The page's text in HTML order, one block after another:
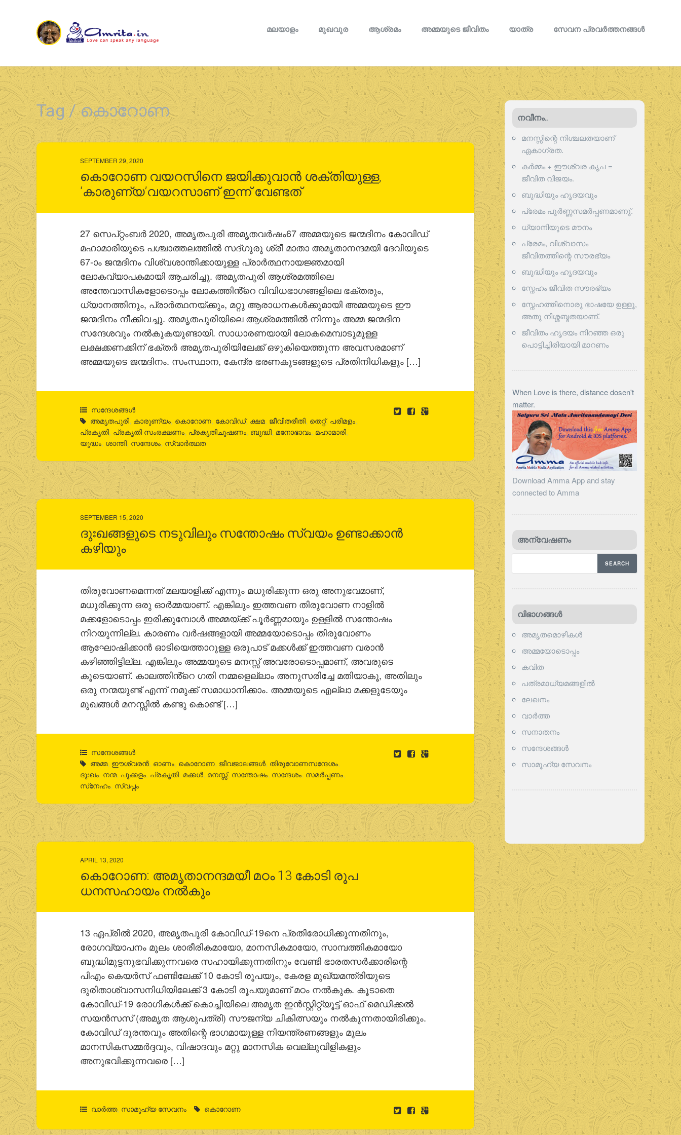
മലയാളം മുഖവുര ആശ്രമം അമ്മയുടെ ജീവിതം യാത്ര സേവന പ്രവര്‍ത്തനങ്ങള്‍
Tag / കൊറോണ
SEPTEMBER 29, 2020
കൊറോണ വയറസിനെ ജയിക്കുവാന്‍ ശക്തിയുള്ള,
‘കാരുണ്യ’വയറസാണ് ഇന്ന് വേണ്ടത്
27 സെപ്റ്റംബർ 2020, അമൃതപുരി അമൃതവർഷം67 അമ്മയുടെ ജന്മദിനം കോവിഡ്
മഹാമാരിയുടെ പശ്ചാത്തലത്തിൽ സദ്ഗുരു ശ്രീ മാതാ അമൃതാനന്ദമയി ദേവിയുടെ
67-ാം ജന്മദിനം വിശ്വശാന്തിക്കായുള്ള പ്രാർത്ഥനായജ്ഞമായി
ലോകവ്യാപകമായി ആചരിച്ചു. അമൃതപുരി ആശ്രമത്തിലെ
അന്തേവാസികളോടൊപ്പം ലോകത്തിൻ്റെ വിവിധഭാഗങ്ങളിലെ ഭക്തരും,
ധ്യാനത്തിനും, പ്രാർത്ഥനയ്ക്കും, മറ്റു ആരാധനകൾക്കുമായി അമ്മയുടെ ഈ
ജന്മദിനം നീക്കിവച്ചു. അമൃതപുരിയിലെ ആശ്രമത്തിൽ നിന്നും അമ്മ ജന്മദിന
സന്ദേശവും നൽകുകയുണ്ടായി. സാധാരണയായി ലോകമെമ്പാടുമുള്ള
ലക്ഷക്കണക്കിന് ഭക്തർ അമൃതപുരിയിലേക്ക് ഒഴുകിയെത്തുന്ന അവസരമാണ്
അമ്മയുടെ ജന്മദിനം. സംസ്ഥാന, കേന്ദ്ര ഭരണകൂടങ്ങളുടെ പ്രതിനിധികളും […]
സന്ദേശങ്ങൾ
അമൃതപുരി, കാരുണ്യം, കൊറോണ, കോവിഡ്, ക്ഷമ, ജീവിതരീതി, തെറ്റ്, പരിമളം,
പ്രകൃതി, പ്രകൃതി സംരക്ഷണം, പ്രകൃതിചൂഷണം, ബുദ്ധി, മനോഭാവം, മഹാമാരി,
യുദ്ധം, ശാന്തി, സന്ദേശം, സ്വാർത്ഥത
SEPTEMBER 15, 2020
ദുഃഖങ്ങളുടെ നടുവിലും സന്തോഷം സ്വയം ഉണ്ടാക്കാന്‍
കഴിയും
തിരുവോണമെന്നത് മലയാളിക്ക് എന്നും മധുരിക്കുന്ന ഒരു അനുഭവമാണ്,
മധുരിക്കുന്ന ഒരു ഓര്‍മ്മയാണ്. എങ്കിലും ഇത്തവണ തിരുവോണ നാളില്‍
മക്കളോടൊപ്പം ഇരിക്കുമ്പോള്‍ അമ്മയ്ക്ക് പൂര്‍ണ്ണമായും ഉള്ളില്‍ സന്തോഷം
നിറയുന്നില്ല. കാരണം വര്‍ഷങ്ങളായി അമ്മയോടൊപ്പം തിരുവോണം
ആഘോഷിക്കാന്‍ ഓടിയെത്താറുള്ള ഒരുപാട് മക്കള്‍ക്ക് ഇത്തവണ വരാന്‍
കഴിഞ്ഞിട്ടില്ല. എങ്കിലും അമ്മയുടെ മനസ്സ് അവരോടൊപ്പമാണ്, അവരുടെ
കൂടെയാണ്. കാലത്തിൻ്റെ ഗതി നമ്മളെല്ലാം അനുസരിച്ചേ മതിയാകൂ, അതിലും
ഒരു നന്മയുണ്ട് എന്ന് നമുക്ക് സമാധാനിക്കാം. അമ്മയുടെ എല്ലാ മക്കളുടേയും
മുഖങ്ങള്‍ മനസ്സില്‍ കണ്ടു കൊണ്ട് […]
സന്ദേശങ്ങൾ
അമ്മ, ഈശ്വരന്‍, ഓണം, കൊറോണ, ജീവജാലങ്ങൾ, തിരുവോണസന്ദേശം,
ദുഃഖം, നന്മ, പൂക്കളം, പ്രകൃതി, മക്കള്‍, മനസ്സ്, സന്തോഷം, സന്ദേശം, സമര്‍പ്പണം,
സ്‌നേഹം, സ്വപ്നം
APRIL 13, 2020
കൊറോണ: അമൃതാനന്ദമയീ മഠം 13 കോടി രൂപ
ധനസഹായം നൽകും
13 ഏപ്രിൽ 2020, അമൃതപുരി കോവിഡ്-19നെ പ്രതിരോധിക്കുന്നതിനും,
രോഗവ്യാപനം മൂലം ശാരീരികമായോ, മാനസികമായോ, സാമ്പത്തികമായോ
ബുദ്ധിമുട്ടനുഭവിക്കുന്നവരെ സഹായിക്കുന്നതിനും വേണ്ടി ഭാരതസർക്കാരിന്റെ
പിഎം കെയർസ് ഫണ്ടിലേക്ക് 10 കോടി രൂപയും, കേരള മുഖ്യമന്ത്രിയുടെ
ദുരിതാശ്വാസനിധിയിലേക്ക് 3 കോടി രൂപയുമാണ് മഠം നൽകുക. കൂടാതെ
കോവിഡ്-19 രോഗികൾക്ക് കൊച്ചിയിലെ അമൃത ഇൻസ്റ്റിറ്റ്യൂട്ട് ഓഫ് മെഡിക്കൽ
സയൻസസ് (അമൃത ആശുപത്രി) സൗജന്യ ചികിത്സയും നൽകുന്നതായിരിക്കും.
കോവിഡ് ദുരന്തവും അതിന്റെ ഭാഗമായുള്ള നിയന്ത്രണങ്ങളും മൂലം
മാനസികസമ്മർദ്ദവും, വിഷാദവും മറ്റു മാനസിക വെല്ലുവിളികളും
അനുഭവിക്കുന്നവരെ […]
വാര്‍ത്ത, സാമൂഹ്യ സേവനം കൊറോണ
നവീനം..
മനസ്സിന്റെ നിശ്ചലതയാണ്
ഏകാഗ്രത.
കർമ്മം + ഈശ്വര കൃപ =
ജീവിത വിജയം.
ബുദ്ധിയും ഹൃദയവും
പ്രേമം പൂര്‍ണ്ണസമര്‍പ്പണമാണു്.
ധ്യാനിയുടെ മൗനം
പ്രേമം, വിശ്വാസം
ജീവിതത്തിന്റെ സൗരഭ്യം
ബുദ്ധിയും ഹൃദയവും
സ്നേഹം ജീവിത സൗരഭ്യം
സ്നേഹത്തിനൊരു ഭാഷയേ ഉള്ളൂ,
അതു നിശ്ശബ്ദതയാണ്.
ജീവിതം ഹൃദയം നിറഞ്ഞ ഒരു
പൊട്ടിച്ചിരിയായി മാറണം
When Love is there, distance dosen't
matter.
Download Amma App and stay
connected to Amma
അന്വേഷണം
വിഭാഗങ്ങള്‍
അമൃതമൊഴികള്‍
അമ്മയോടൊപ്പം
കവിത
പത്രമാധ്യമങ്ങളില്‍
ലേഖനം
വാര്‍ത്ത
സനാതനം
സന്ദേശങ്ങൾ
സാമൂഹ്യ സേവനം